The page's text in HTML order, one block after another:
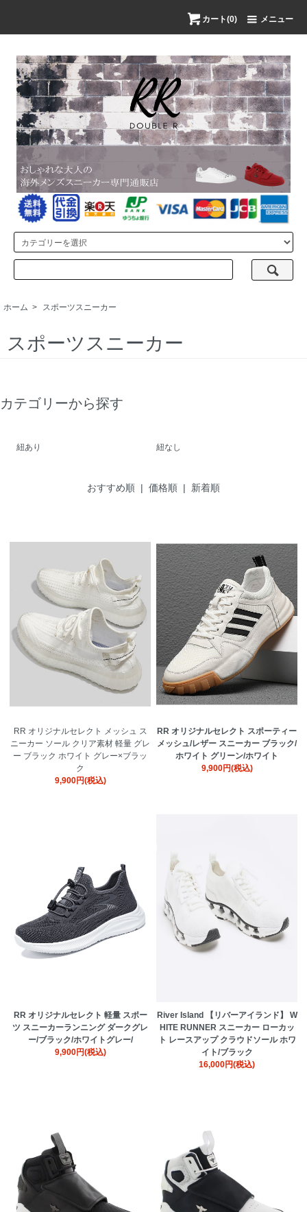
カート(0) メニュー
ホーム > スポーツスニーカー
スポーツスニーカー
カテゴリーから探す
紐あり 紐なし
おすすめ順 | 価格順 | 新着順
RR オリジナルセレクト メッシュ ス
ニーカー ソール クリア素材 軽量 グレ
ー ブラック ホワイト グレー×ブラッ
ク
9,900円(税込)
RR オリジナルセレクト スポーティー
メッシュ/レザー スニーカー ブラック/
ホワイト グリーン/ホワイト
9,900円(税込)
RR オリジナルセレクト 軽量 スポー
ツ スニーカーランニング ダークグレ
ー/ブラック/ホワイトグレー/
9,900円(税込)
River Island 【リバーアイランド】 W
HITE RUNNER スニーカー ローカッ
ト レースアップ クラウドソール ホワ
イト/ブラック
16,000円(税込)